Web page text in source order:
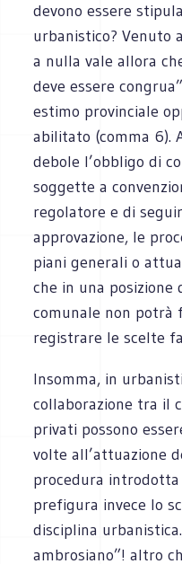
devono essere
urbanistico? Venuto
a nulla vale allora
deve essere
estimo provinciale
abilitato (comma 6).
debole l’obbligo di
soggette a
regolatore e di
approvazione, le
piani generali o
che in una posizione
comunale non potrà
registrare le scelte
Insomma, in
collaborazione tra il
privati possono
volte all’attuazione
procedura
prefigura invece lo
disciplina
ambrosiano”! altro